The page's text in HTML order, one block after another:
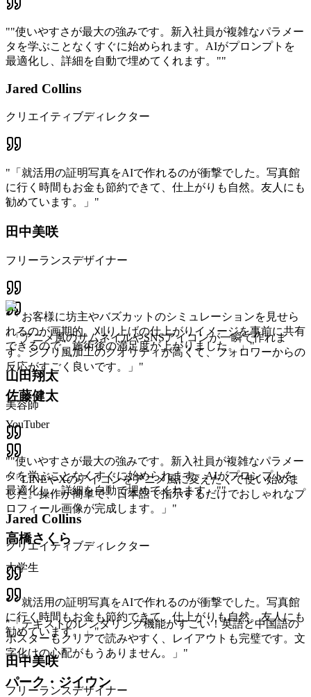
""使いやすさが最大の強みです。新入社員が複雑なパラメー
タを学ぶことなくすぐに始められます。AIがプロンプトを
最適化し、詳細を自動で埋めてくれます。""
Jared Collins
クリエイティブディレクター
" 「就活用の証明写真をAIで作れるのが衝撃でした。写真館
に行く時間もお金も節約できて、仕上がりも自然。友人にも
勧めています。」 "
田中美咲
フリーランスデザイナー
"「お客様に坊主やバズカットのシミュレーションを見せら
れるのが画期的。刈り上げの仕上がりイメージを事前に共有
できるので、施術後の満足度が上がりました。」"
山田翔太
美容師
""使いやすさが最大の強みです。新入社員が複雑なパラメー
タを学ぶことなくすぐに始められます。AIがプロンプトを
最適化し、詳細を自動で埋めてくれます。""
Jared Collins
クリエイティブディレクター
"「就活用の証明写真をAIで作れるのが衝撃でした。写真館
に行く時間もお金も節約できて、仕上がりも自然。友人にも
勧めています。」"
田中美咲
フリーランスデザイナー
" 「アニメ風のサムネイルやSNSアイコンが一瞬で作れま
す。ジブリ風加工のクオリティが高くて、フォロワーからの
反応がすごく良いです。」 "
佐藤健太
YouTuber
"「LINEやXのアイコンをアニメ風に変えたくて使い始めま
した。操作が簡単で、日本語で指示するだけでおしゃれなプ
ロフィール画像が完成します。」 "
高橋さくら
大学生
"「テキストのレンダリング機能がすごい！英語と中国語の
ポスターもクリアで読みやすく、レイアウトも完璧です。文
字化けの心配がもうありません。」 "
パーク・ジイウン